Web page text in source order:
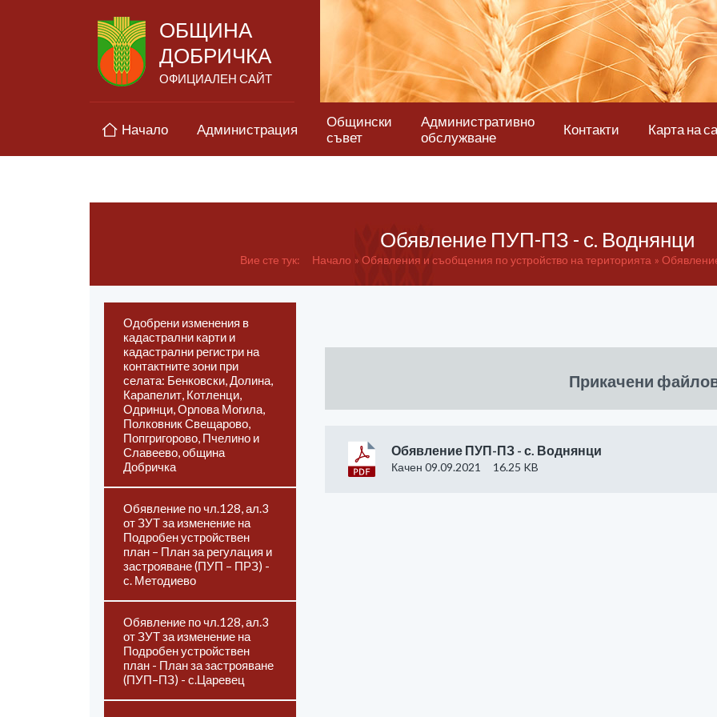
ОБЩИНА
ДОБРИЧКА
ОФИЦИАЛЕН САЙТ
Начало Администрация
Общински
съвет
Административно
обслужване
Контакти Карта на
Обявление ПУП-ПЗ - с. Воднянци
Вие сте тук: Начало Обявления и съобщения по устройство на територията
Одобрени изменения в
кадастрални карти и
кадастрални регистри на
контактните зони при
селата: Бенковски, Долина,
Карапелит, Котленци,
Одринци, Орлова Могила,
Полковник Свещарово,
Попгригорово, Пчелино и
Славеево, община
Добричка
Обявление по чл.128, ал.3
от ЗУТ за изменение на
Подробен устройствен
план – План за регулация и
застрояване (ПУП – ПРЗ) -
с. Методиево
Обявление по чл.128, ал.3
от ЗУТ за изменение на
Подробен устройствен
план - План за застрояване
(ПУП–ПЗ) - с.Царевец
Прикачени
Обявление ПУП-ПЗ - с. Воднянци
Качен 09.09.2021 16.25 KB